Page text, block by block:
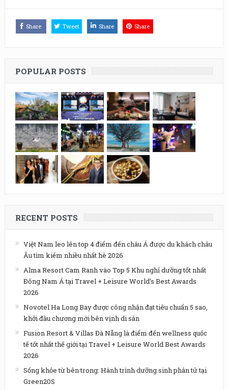
Share Tweet Share Share
POPULAR POSTS
RECENT POSTS
Việt Nam leo lên top 4 điểm đến châu Á được du khách châu
Âu tìm kiếm nhiều nhất hè 2026
Alma Resort Cam Ranh vào Top 5 Khu nghỉ dưỡng tốt nhất
Đông Nam Á tại Travel + Leisure World’s Best Awards
2026
Novotel Ha Long Bay được công nhận đạt tiêu chuẩn 5 sao,
khởi đầu chương mới bên vịnh di sản
Fusion Resort & Villas Đà Nẵng là điểm đến wellness quốc
tế tốt nhất thế giới tại Travel + Leisure World Best Awards
2026
Sống khỏe từ bên trong: Hành trình dưỡng sinh phân tử tại
Green20S